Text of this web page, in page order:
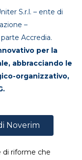
S.r.l. – ente di
–
Accredia.
per la
abbracciando le
organizzativo,
Noverim
di riforme che